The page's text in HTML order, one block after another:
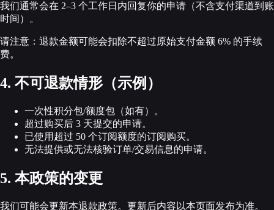
我们通常会在 2–3 个工作日内回复你的申请（不含支付渠道到账
时间）。
请注意：退款金额可能会扣除不超过原始支付金额 6% 的手续
费。
4. 不可退款情形（示例）
一次性积分包/额度包（如有）。
超过购买后 3 天提交的申请。
已使用超过 50 个订阅额度的订阅购买。
无法提供或无法核验订单/交易信息的申请。
5. 本政策的变更
我们可能会更新本退款政策。更新后内容以本页面发布为准。